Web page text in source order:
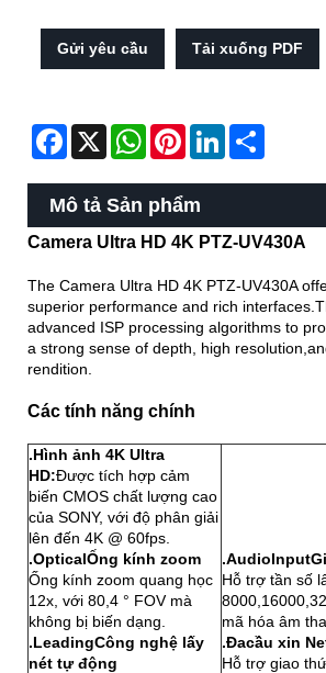
Gửi yêu cầu Tải xuống PDF
Facebook
X WhatsAppPinterestLinkedIn
Mô tả Sản phẩm
Camera Ultra HD 4K PTZ-UV430A
The Camera Ultra HD 4K PTZ-UV430A
superior performance and rich
advanced ISP processing algorithms to
a strong sense of depth, high
rendition.
Các tính năng chính
.Hình ảnh 4K Ultra
HD:Được tích hợp cảm
biến CMOS chất lượng cao
của SONY, với độ phân giải
lên đến 4K @ 60fps.
.OpticalỐng kính zoom
Ống kính zoom quang học
12x, với 80,4 ° FOV mà
không bị biến dạng.
.LeadingCông nghệ lấy
nét tự động
.AudioInput
Hỗ trợ tần số
mã hóa âm
.Đacầu xin
Hỗ trợ giao